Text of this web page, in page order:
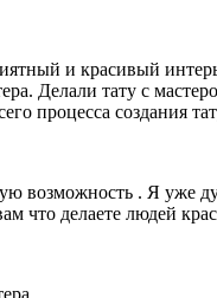
и красивый
Делали тату с
процесса создания
возможность . Я уже
что делаете людей